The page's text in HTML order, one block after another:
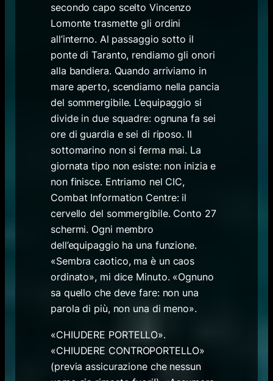
secondo capo scelto Vincenzo
Lomonte trasmette gli ordini
all’interno. Al passaggio sotto il
ponte di Taranto, rendiamo gli onori
alla bandiera. Quando arriviamo in
mare aperto, scendiamo nella pancia
del sommergibile. L’equipaggio si
divide in due squadre: ognuna fa sei
ore di guardia e sei di riposo. Il
sottomarino non si ferma mai. La
giornata tipo non esiste: non inizia e
non finisce. Entriamo nel CIC,
Combat Information Centre: il
cervello del sommergibile. Conto 27
schermi. Ogni membro
dell’equipaggio ha una funzione.
«Sembra caotico, ma è un caos
ordinato», mi dice Minuto. «Ognuno
sa quello che deve fare: non una
parola di più, non una di meno».
«CHIUDERE PORTELLO».
«CHIUDERE CONTROPORTELLO»
(previa assicurazione che nessun